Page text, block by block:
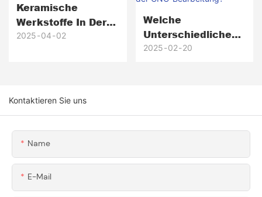
Keramische
Werkstoffe In Der
CNC-Bearbeitung:
2025 04 02
Welche
Unterschiedlichen
Eigenschaften Und
2025 02 20
Kontaktieren Sie uns
Name
E-Mail